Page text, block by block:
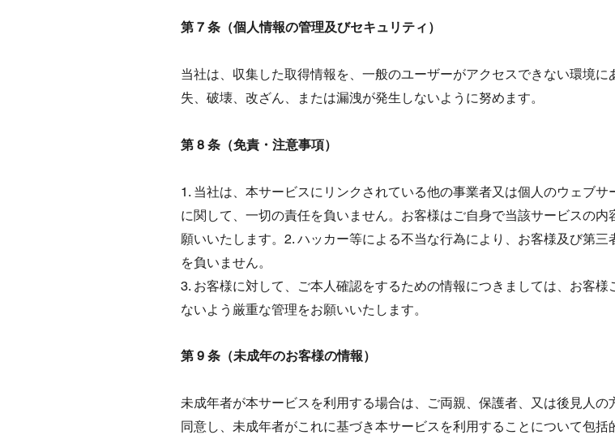
第 7 条（個人情報の管理及びセキュリティ）
当社は、収集した取得情報を、一般のユーザーがアクセスできない環境
失、破壊、改ざん、または漏洩が発生しないように努めます。
第 8 条（免責・注意事項）
1. 当社は、本サービスにリンクされている他の事業者又は個人のウェブ
に関して、一切の責任を負いません。お客様はご自身で当該サービスの
願いいたします。2. ハッカー等による不当な行為により、お客様及び第
を負いません。
3. お客様に対して、ご本人確認をするための情報につきましては、お客
ないよう厳重な管理をお願いいたします。
第 9 条（未成年のお客様の情報）
未成年者が本サービスを利用する場合は、ご両親、保護者、又は後見人
同意し、未成年者がこれに基づき本サービスを利用することについて包括